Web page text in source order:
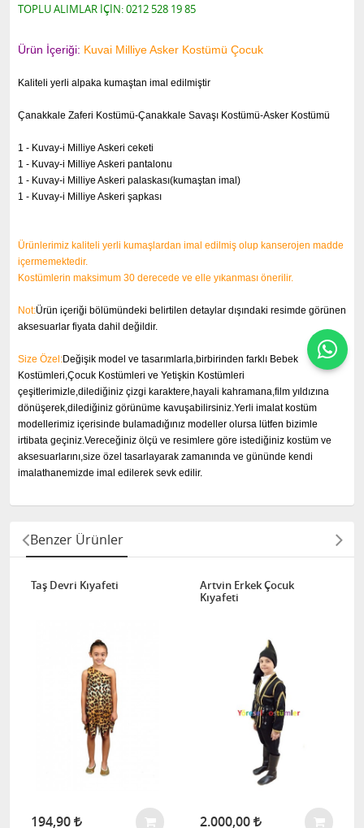
TOPLU ALIMLAR İÇİN: 0212 528 19 85
Ürün İçeriği: Kuvai Milliye Asker Kostümü Çocuk
Kaliteli yerli alpaka kumaştan imal edilmiştir
Çanakkale Zaferi Kostümü-Çanakkale Savaşı Kostümü-Asker Kostümü
1 - Kuvay-i Milliye Askeri ceketi
1 - Kuvay-i Milliye Askeri pantalonu
1 - Kuvay-i Milliye Askeri palaskası(kumaştan imal)
1 - Kuvay-i Milliye Askeri şapkası
Ürünlerimiz kaliteli yerli kumaşlardan imal edilmiş olup kanserojen madde
içermemektedir.
Kostümlerin maksimum 30 derecede ve elle yıkanması önerilir.
Not:Ürün içeriği bölümündeki belirtilen detaylar dışındaki resimde görünen
aksesuarlar fiyata dahil değildir.
Size Özel:Değişik model ve tasarımlarla,birbirinden farklı Bebek
Kostümleri,Çocuk Kostümleri ve Yetişkin Kostümleri
çeşitlerimizle,dilediğiniz çizgi karaktere,hayali kahramana,film yıldızına
dönüşerek,dilediğiniz görünüme kavuşabilirsiniz.Yerli imalat kostüm
modellerimiz içerisinde bulamadığınız modeller olursa lütfen bizimle
irtibata geçiniz.Vereceğiniz ölçü ve resimlere göre istediğiniz kostüm ve
aksesuarlarını,size özel tasarlayarak zamanında ve gününde kendi
imalathanemizde imal edilerek sevk edilir.
Benzer Ürünler
Taş Devri Kıyafeti
194,90
Artvin Erkek Çocuk
Kıyafeti
2.000,00